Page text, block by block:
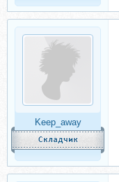
Keep_away